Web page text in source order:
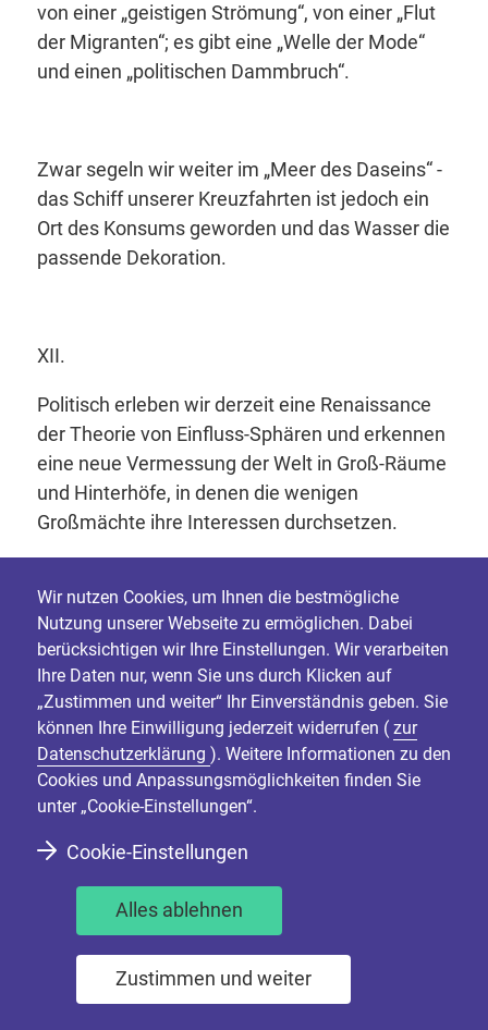
von einer „geistigen Strömung“, von einer „Flut
der Migranten“; es gibt eine „Welle der Mode“
und einen „politischen Dammbruch“.
Zwar segeln wir weiter im „Meer des Daseins“ -
das Schiff unserer Kreuzfahrten ist jedoch ein
Ort des Konsums geworden und das Wasser die
passende Dekoration.
XII.
Politisch erleben wir derzeit eine Renaissance
der Theorie von Einfluss-Sphären und erkennen
eine neue Vermessung der Welt in Groß-Räume
und Hinterhöfe, in denen die wenigen
Großmächte ihre Interessen durchsetzen.
Peter Thiel und anderen Tech-Milliardären aus
dem Silicon Valley: Schwimmende Städte im
Ozean sind geplant, bevölkert nur von den
Reichsten und Klügsten, um staatlicher
Regulierung zu entkommen. (vgl. dazu: Daub)
Wir sehen sie vor uns, die Starken und die
Halbstarken dieser Welt, wie sie Landkarten
welche Meere und Inseln ihnen noch fehlen.
„Anything goes“, ursprünglich ein Satz von
Hippies und Nerds über das wilde Leben, ist nun
Wir nutzen Cookies, um Ihnen die bestmögliche
Nutzung unserer Webseite zu ermöglichen. Dabei
berücksichtigen wir Ihre Einstellungen. Wir verarbeiten
Ihre Daten nur, wenn Sie uns durch Klicken auf
„Zustimmen und weiter“ Ihr Einverständnis geben. Sie
können Ihre Einwilligung jederzeit widerrufen ( zur
Datenschutzerklärung ). Weitere Informationen zu den
Cookies und Anpassungsmöglichkeiten finden Sie
unter „Cookie-Einstellungen“.
Cookie-Einstellungen
Alles ablehnen
Zustimmen und weiter